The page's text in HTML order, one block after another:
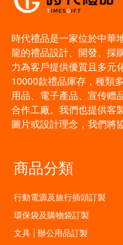
時代禮品是一家位於中華
龍的禮品設計、開發、採
力為客戶提供優質且多元
10000款禮品庫存，種類
用品、電子產品、宣传赠
合作工廠。我們也提供客
圖片或設計理念，我們將
商品分類
行動電源及旅行插頭訂製
環保袋及購物袋訂製
文具 | 辦公用品訂製